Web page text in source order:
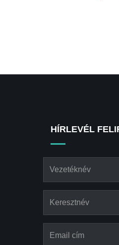
HÍRLEVÉL